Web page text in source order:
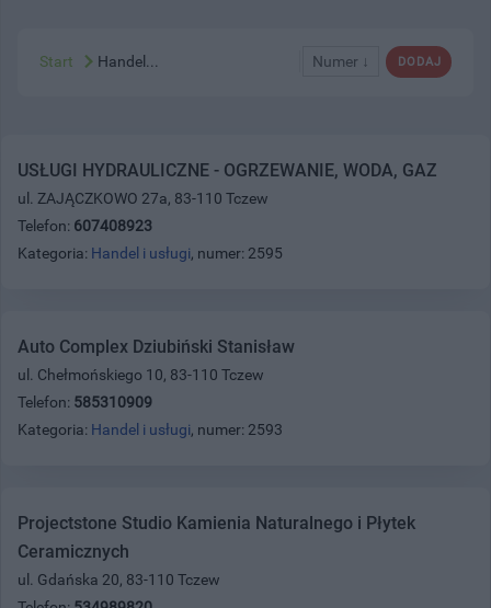
DODAJ
Numer ↓
Start Handel...
USŁUGI HYDRAULICZNE - OGRZEWANIE, WODA, GAZ
ul. ZAJĄCZKOWO 27a, 83-110 Tczew
Telefon: 607408923
Kategoria: Handel i usługi, numer: 2595
Auto Complex Dziubiński Stanisław
ul. Chełmońskiego 10, 83-110 Tczew
Telefon: 585310909
Kategoria: Handel i usługi, numer: 2593
Projectstone Studio Kamienia Naturalnego i Płytek
Ceramicznych
ul. Gdańska 20, 83-110 Tczew